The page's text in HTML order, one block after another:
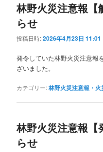
林野火災注意報【
らせ
投稿日時:2026年4月23日 11:01
発令していた林野火災注意報
ざいました。
カテゴリー:林野火災注意報・火
林野火災注意報【
らせ